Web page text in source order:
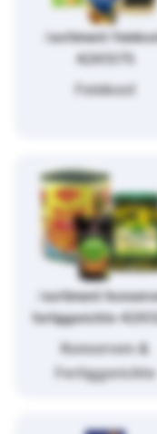
/sortiment/
4261375
Feinkost
/sortiment/
fertiggerichte-
Konserven &
Fertiggerichte